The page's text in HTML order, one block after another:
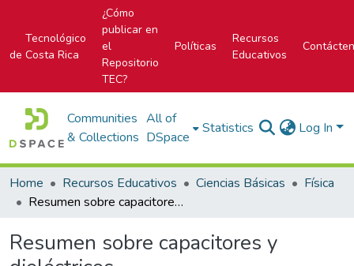
Tecnológico
de Costa Rica
¿Cómo
publicar en
el
Repositorio
TEC?
Políticas
Recursos
Educativos
Communities
& Collections
All of
DSpace
Statistics Log In
Home Recursos Educativos Ciencias Básicas
Física
Resumen sobre capacitores y dieléctricos
Resumen sobre capacitores y